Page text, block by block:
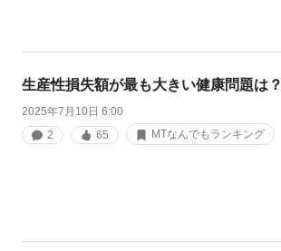
生産性損失額が最も大きい健康問題は？
2025年7月10日 6:00
2
65 MTなんでもランキング